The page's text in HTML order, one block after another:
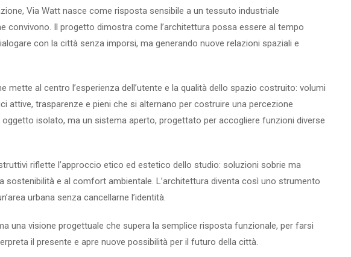
Via Watt nasce come risposta sensibile a un tessuto industriale
convivono. Il progetto dimostra come l’architettura possa essere al tempo
con la città senza imporsi, ma generando nuove relazioni spaziali e
mette al centro l’esperienza dell’utente e la qualità dello spazio costruito: volumi
attive, trasparenze e pieni che si alternano per costruire una percezione
oggetto isolato, ma un sistema aperto, progettato per accogliere funzioni diverse
riflette l’approccio etico ed estetico dello studio: soluzioni sobrie ma
sostenibilità e al comfort ambientale. L’architettura diventa così uno strumento
urbana senza cancellarne l’identità.
una visione progettuale che supera la semplice risposta funzionale, per farsi
il presente e apre nuove possibilità per il futuro della città.